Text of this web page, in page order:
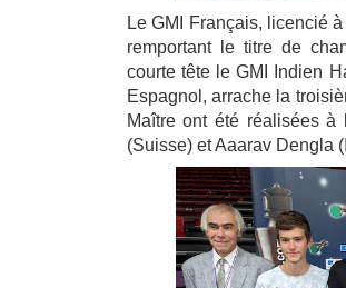
Le GMI Français, licencié
remportant le titre de
courte tête le GMI Indien
Espagnol, arrache la
Maître ont été réalisées
(Suisse) et Aaarav Dengla